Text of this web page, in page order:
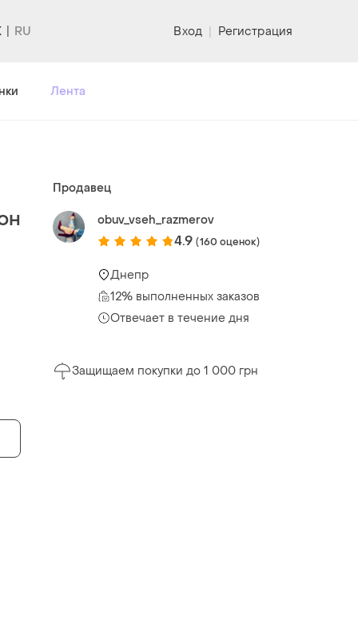
Вход | Регистрация
Лента
Продавец
obuv_vseh_razmerov
4.9 (160 оценок)
Днепр
12% выполненных заказов
Отвечает в течение дня
Защищаем покупки до 1 000 грн